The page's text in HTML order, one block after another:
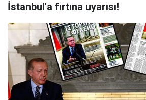
İstanbul'a fırtına uyarısı!